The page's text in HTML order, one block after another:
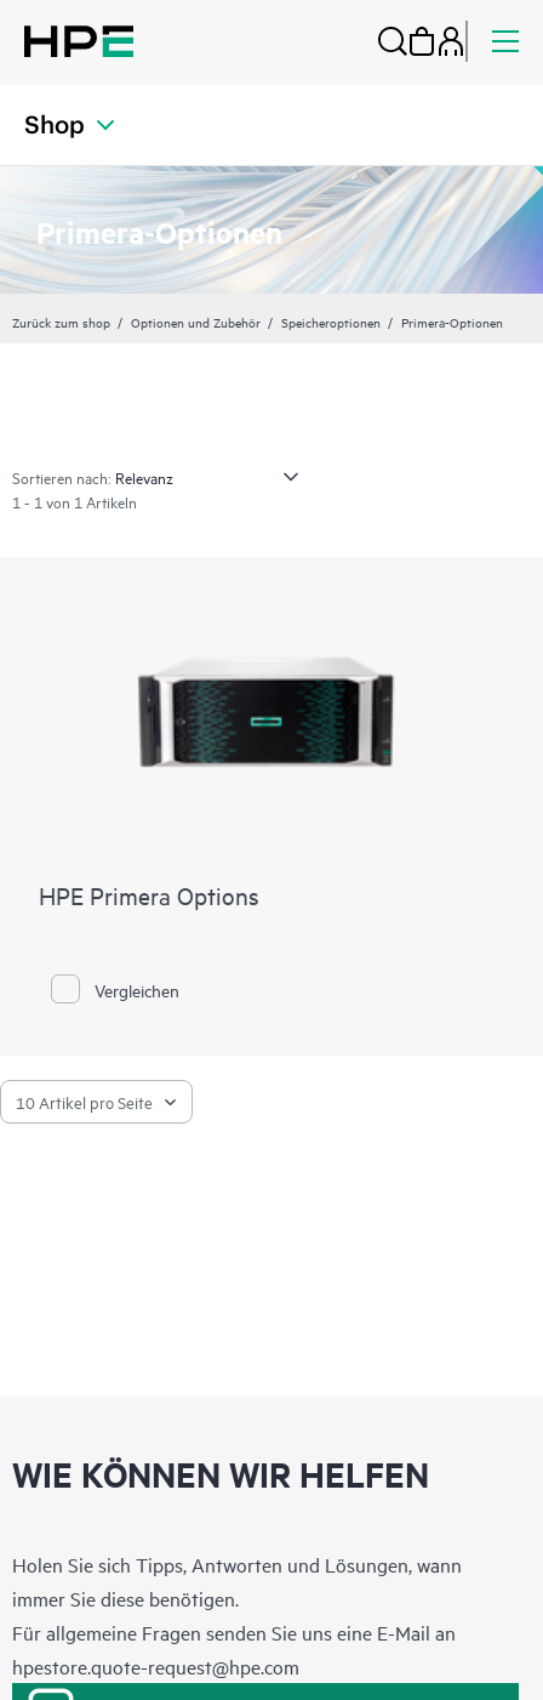
Shop
Primera-Optionen
Zurück zum shop Optionen und Zubehör Speicheroptionen Primera-Optionen
Sortieren nach:
1 - 1 von 1 Artikeln
HPE Primera Options
Vergleichen
WIE KÖNNEN WIR HELFEN
Holen Sie sich Tipps, Antworten und Lösungen, wann
immer Sie diese benötigen.
Für allgemeine Fragen senden Sie uns eine E-Mail an
hpestore.quote-request@hpe.com